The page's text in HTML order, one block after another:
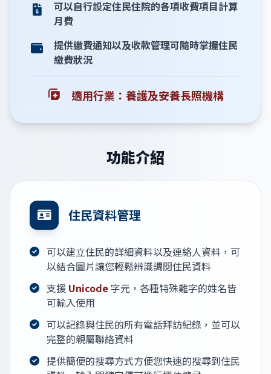
可以自行設定住民住院的各項收費項目計算
月費
提供繳費通知以及收款管理可隨時掌握住民
繳費狀況
適用行業：養護及安養長照機構
功能介紹
住民資料管理
可以建立住民的詳細資料以及連絡人資料，可
以結合圖片讓您輕鬆辨識調閱住民資料
支援 Unicode字元，各種特殊難字的姓名皆
可輸入使用
可以記錄與住民的所有電話拜訪紀錄，並可以
完整的親屬聯絡資料
提供簡便的搜尋方式方便您快速的搜尋到住民